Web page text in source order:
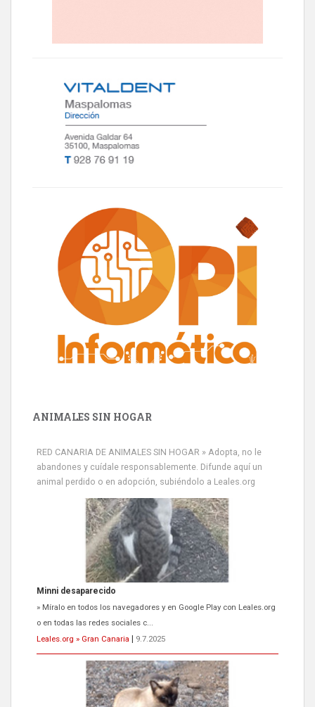
ANIMALES SIN HOGAR
RED CANARIA DE ANIMALES SIN HOGAR » Adopta, no le
abandones y cuídale responsablemente. Difunde aquí un
animal perdido o en adopción, subiéndolo a Leales.org
Minni desaparecido
» Míralo en todos los navegadores y en Google Play con Leales.org
o en todas las redes sociales c...
Leales.org » Gran Canaria
9.7.2025